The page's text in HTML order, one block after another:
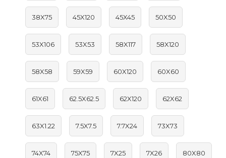
38X75 45X120 45X45 50X50
53X106 53X53 58X117 58X120
58X58 59X59 60X120 60X60
61X61 62.5X62.5 62X120 62X62
63X1.22 7.5X7.5 7.7X24 73X73
74X74 75X75 7X25 7X26 80X80